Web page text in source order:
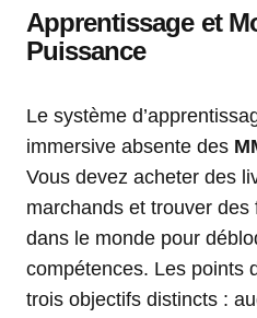
Apprentissage et
Puissance
Le système
immersive absente des
Vous devez acheter des
marchands et trouver
dans le monde pour
compétences. Les points
trois objectifs distincts :